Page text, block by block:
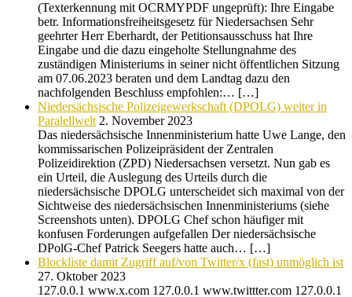
(Texterkennung mit OCRMYPDF ungeprüft): Ihre Eingabe
betr. Informationsfreiheitsgesetz für Niedersachsen Sehr
geehrter Herr Eberhardt, der Petitionsausschuss hat Ihre
Eingabe und die dazu eingeholte Stellungnahme des
zuständigen Ministeriums in seiner nicht öffentlichen Sitzung
am 07.06.2023 beraten und dem Landtag dazu den
nachfolgenden Beschluss empfohlen:… […]
Niedersächsische Polizeigewerkschaft (DPOLG) weiter in
Paralellwelt 2. November 2023
Das niedersächsische Innenministerium hatte Uwe Lange, den
kommissarischen Polizeipräsident der Zentralen
Polizeidirektion (ZPD) Niedersachsen versetzt. Nun gab es
ein Urteil, die Auslegung des Urteils durch die
niedersächsische DPOLG unterscheidet sich maximal von der
Sichtweise des niedersächsischen Innenministeriums (siehe
Screenshots unten). DPOLG Chef schon häufiger mit
konfusen Forderungen aufgefallen Der niedersächsische
DPolG-Chef Patrick Seegers hatte auch… […]
Blockliste damit Zugriff auf/von Twitter/x (fast) unmöglich ist
27. Oktober 2023
127.0.0.1 www.x.com 127.0.0.1 www.twittter.com 127.0.0.1